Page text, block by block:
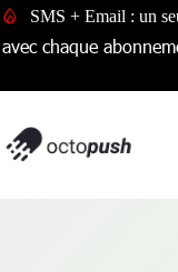
SMS + Email : un
avec chaque